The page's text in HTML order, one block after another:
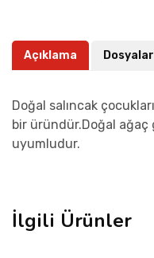
Açıklama Dosyalar
Doğal salıncak
bir üründür.Doğal
uyumludur.
İlgili Ürünler